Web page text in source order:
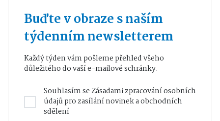
Buďte v obraze s naším
týdenním newsletterem
Každý týden vám pošleme přehled všeho
důležitého do vaší e-mailové schránky.
Souhlasím seZásadami zpracování osobních
údajůpro zasílání novinek a obchodních
sdělení